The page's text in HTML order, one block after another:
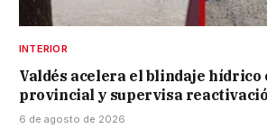
INTERIOR
Valdés acelera el blindaje hídrico
provincial y supervisa
6 de agosto de 2026